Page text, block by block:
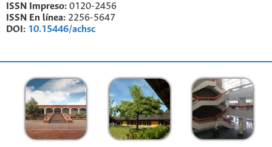
ISSN Impreso: 0120-2456
ISSN En línea: 2256-5647
DOI: 10.15446/achsc